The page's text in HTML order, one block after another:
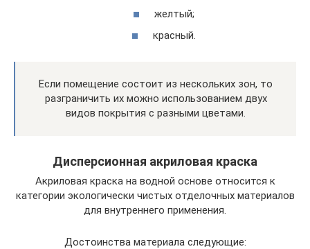
желтый;
красный.
Если помещение состоит из нескольких зон, то
разграничить их можно использованием двух
видов покрытия с разными цветами.
Дисперсионная акриловая краска
Акриловая краска на водной основе относится к
категории экологически чистых отделочных материалов
для внутреннего применения.
Достоинства материала следующие: